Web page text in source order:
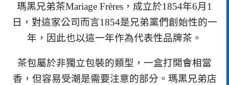
瑪黑兄弟茶Mariage Frères，成立於1854年6月1
日，對這家公司而言1854是兄弟黨們創始性的一
年，因此也以這一年作為代表性品牌茶。
茶包屬於非獨立包裝的類型，一盒打開會相當
香，但容易受潮是需要注意的部分。瑪黑兄弟店